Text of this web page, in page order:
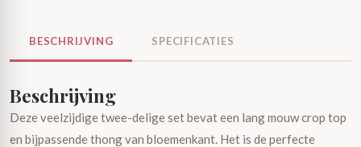
BESCHRIJVING SPECIFICATIES
Beschrijving
Deze veelzijdige twee-delige set bevat een lang mouw crop top
en bijpassende thong van bloemenkant. Het is de perfecte